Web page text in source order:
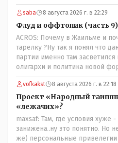
saba 8 августа 2026 г. в 22:29
Флуд и оффтопик (часть 9)
ACROS: Почему в Жаильме и
тарелку ?Ну так я понял что
партии именно там засветился
олигархи и политика новой
стесняется указать
скорого ухода! А летающая
было в истории независимого
который что то указывал бы
не иначе инопланетянин, ну а
передвигаются?
vofkakst 8 августа 2026 г. в 22:18
Проект «Народный
«лежачих»?
maxsaf: Там, где условия хуже
занижена..ну это понятно. Но
же) персональные